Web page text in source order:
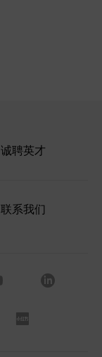
诚聘英才
联系我们